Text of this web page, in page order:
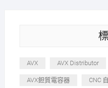
AVX AVX Distributor
AVX鉭質電容器 CNC